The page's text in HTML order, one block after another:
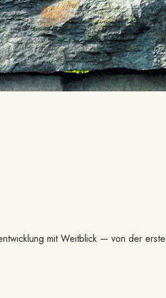
mit Weitblick — von der